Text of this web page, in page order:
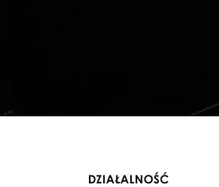
DZIAŁALNOŚĆ